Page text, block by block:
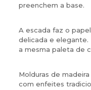
preenchem a base.
A escada faz o
delicada e elegante.
a mesma paleta de
Molduras de
com enfeites